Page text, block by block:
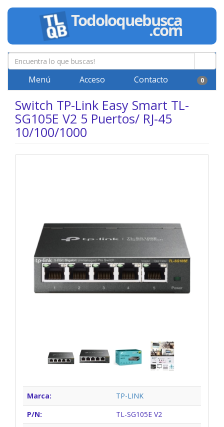
Menú Acceso Contacto 0
Switch TP-Link Easy Smart TL-
SG105E V2 5 Puertos/ RJ-45
10/100/1000
Marca:
TP-LINK
P/N:
TL-SG105E V2